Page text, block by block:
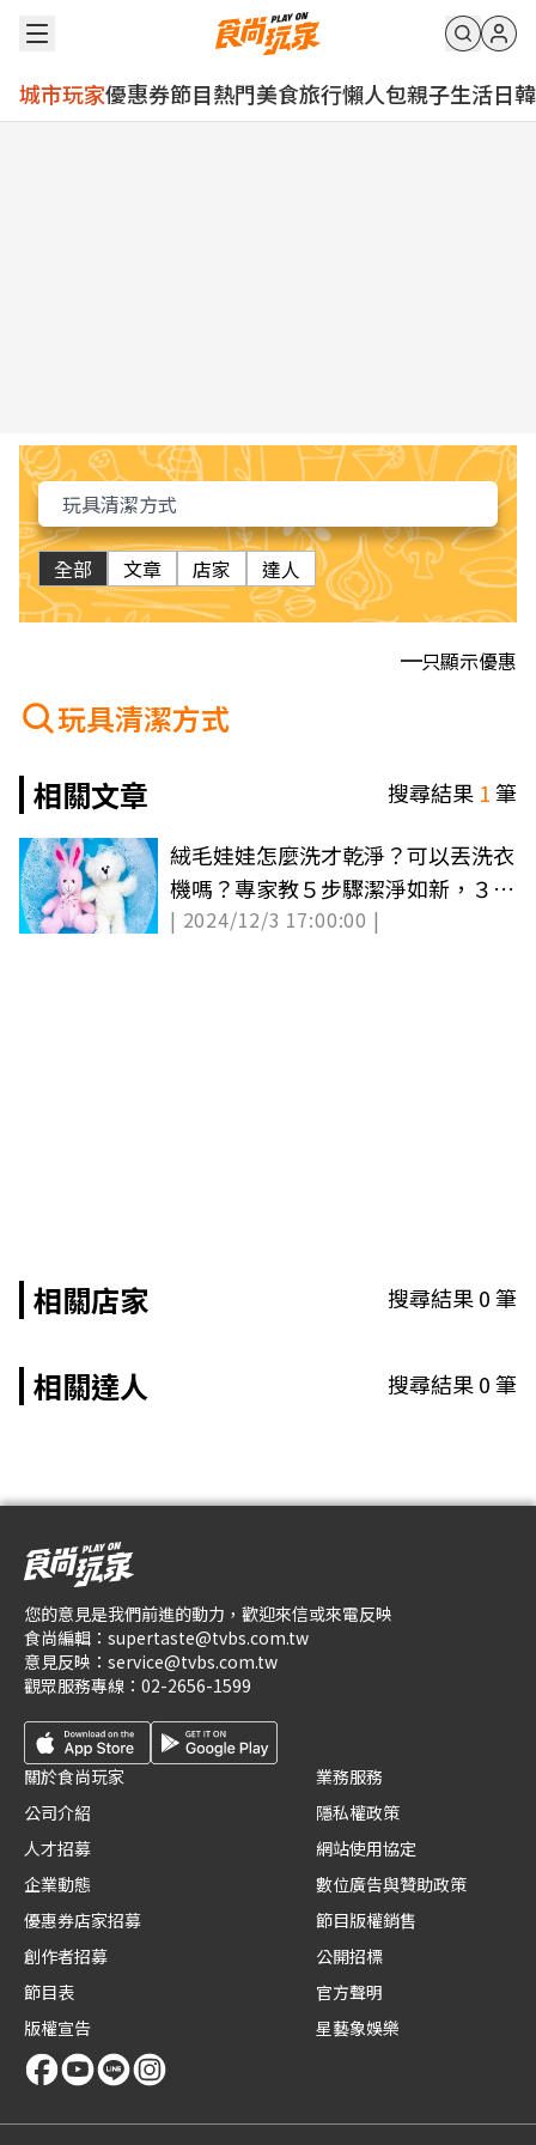
城市玩家優惠券節目熱門美食旅行懶人包親子生活日韓
全部 文章 店家 達人
只顯示優惠
玩具清潔方式
相關文章
搜尋結果 1筆
絨毛娃娃怎麼洗才乾淨？可以丟洗衣
機嗎？專家教５步驟潔淨如新，３萬
人按讚
| 2024/12/3 17:00:00 |
相關店家 搜尋結果0筆
相關達人 搜尋結果0筆
您的意見是我們前進的動力，歡迎來信或來電反映
食尚編輯： supertaste@tvbs.com.tw
意見反映： service@tvbs.com.tw
觀眾服務專線： 02-2656-1599
關於食尚玩家
公司介紹
人才招募
企業動態
優惠券店家招募
創作者招募
節目表
版權宣告
業務服務
隱私權政策
網站使用協定
數位廣告與贊助政策
節目版權銷售
公開招標
官方聲明
星藝象娛樂